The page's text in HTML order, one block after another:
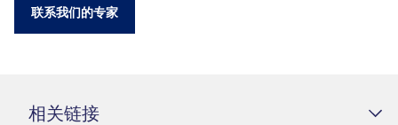
联系我们的专家
相关链接